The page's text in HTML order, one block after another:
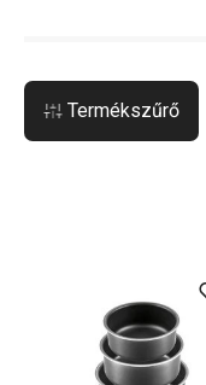
Termékszűrő